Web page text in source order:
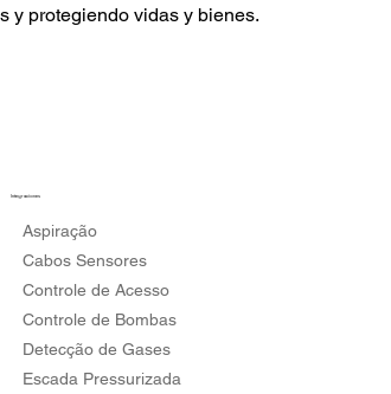
y protegiendo vidas y bienes.
Integraciones
Aspiração
Cabos Sensores
Controle de Acesso
Controle de Bombas
Detecção de Gases
Escada Pressurizada